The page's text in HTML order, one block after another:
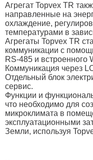
Агрегат Topvex TR
направленные на
охлаждение,
температурами в
Агрегаты Topvex TR
коммуникации с
RS-485 и встроенного
Коммуникация через
Отдельный блок
сервис.
Функции и
что необходимо для
микроклимата в
эксплуатационными
Земли, используя